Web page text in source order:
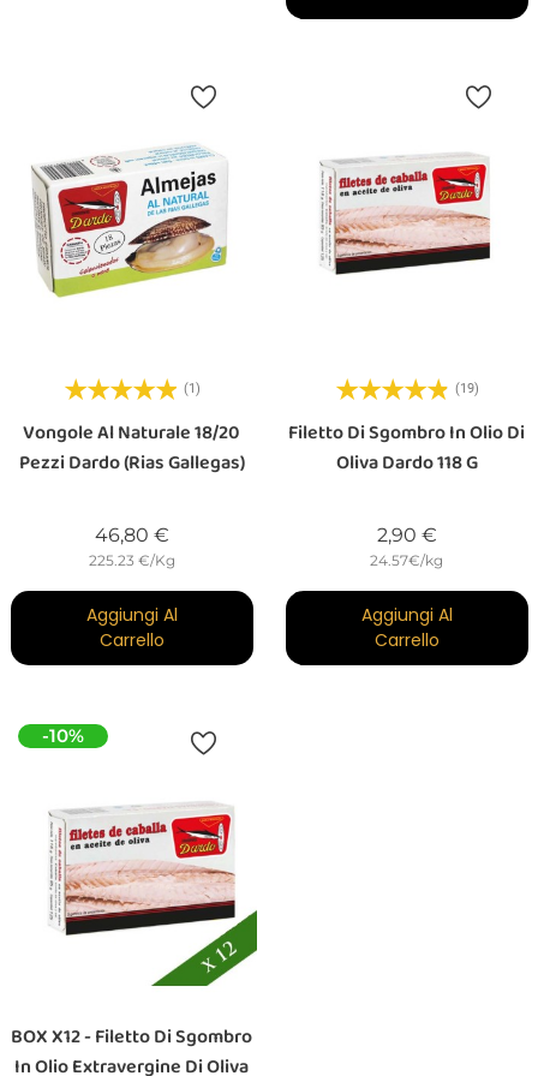
(1)
Vongole Al Naturale 18/20
Pezzi Dardo (Rias Gallegas)
46,80 €Prezzo
225.23 €/Kg
Aggiungi Al
Carrello
(19)
Filetto Di Sgombro In Olio Di
Oliva Dardo 118 G
2,90 €Prezzo
24.57€/kg
Aggiungi Al
Carrello
-10%
BOX X12 - Filetto Di Sgombro
In Olio Extravergine Di Oliva